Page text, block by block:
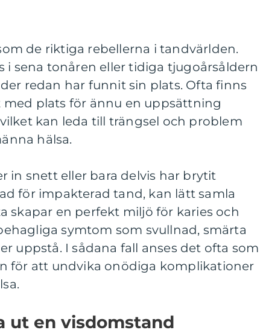
de riktiga rebellerna i tandvärlden.
i sena tonåren eller tidiga tjugoårsåldern
redan har funnit sin plats. Ofta finns
plats för ännu en uppsättning
kan leda till trängsel och problem
hälsa.
in snett eller bara delvis har brytit
för impakterad tand, kan lätt samla
skapar en perfekt miljö för karies och
symtom som svullnad, smärta
uppstå. I sådana fall anses det ofta som
för att undvika onödiga komplikationer
ut en visdomstand